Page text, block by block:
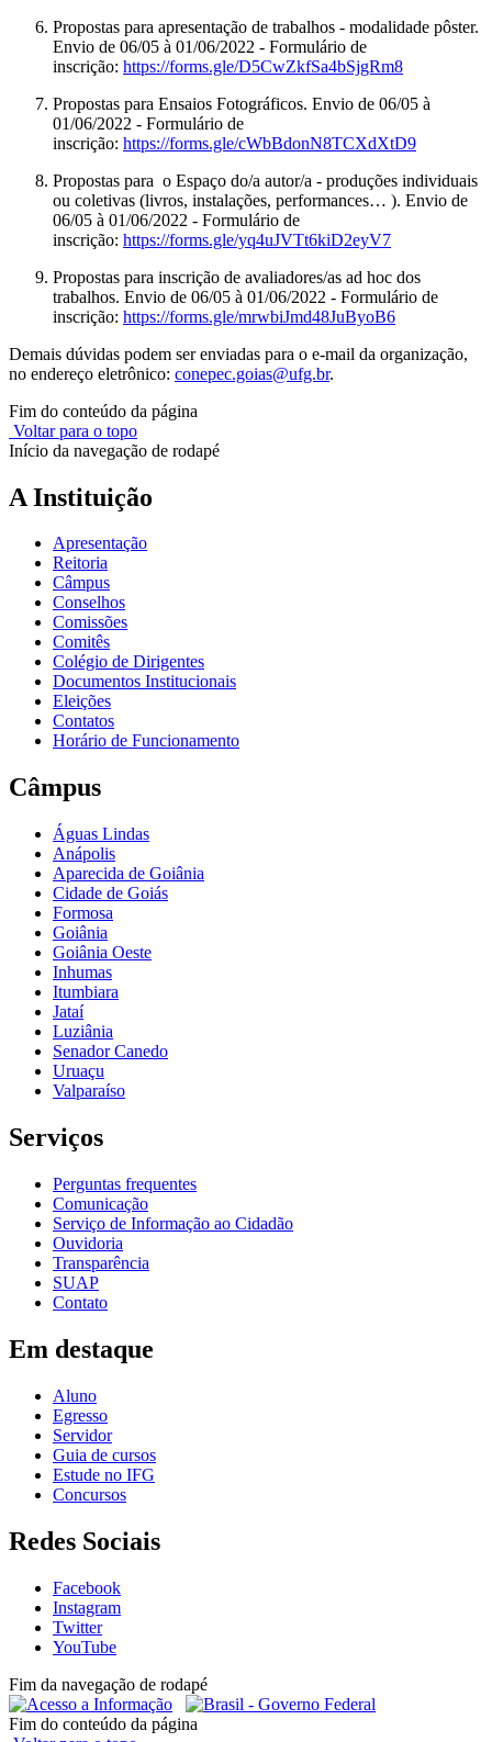
Propostas para apresentação de trabalhos - modalidade pôster.
Envio de 06/05 à 01/06/2022 - Formulário de
inscrição: https://forms.gle/D5CwZkfSa4bSjgRm8
Propostas para Ensaios Fotográficos. Envio de 06/05 à
01/06/2022 - Formulário de
inscrição: https://forms.gle/cWbBdonN8TCXdXtD9
Propostas para o Espaço do/a autor/a - produções individuais
ou coletivas (livros, instalações, performances… ). Envio de
06/05 à 01/06/2022 - Formulário de
inscrição: https://forms.gle/yq4uJVTt6kiD2eyV7
Propostas para inscrição de avaliadores/as ad hoc dos
trabalhos. Envio de 06/05 à 01/06/2022 - Formulário de
inscrição: https://forms.gle/mrwbiJmd48JuByoB6
Demais dúvidas podem ser enviadas para o e-mail da organização,
no endereço eletrônico: conepec.goias@ufg.br.
Fim do conteúdo da página
Voltar para o topo
Início da navegação de rodapé
A Instituição
Apresentação
Reitoria
Câmpus
Conselhos
Comissões
Comitês
Colégio de Dirigentes
Documentos Institucionais
Eleições
Contatos
Horário de Funcionamento
Câmpus
Águas Lindas
Anápolis
Aparecida de Goiânia
Cidade de Goiás
Formosa
Goiânia
Goiânia Oeste
Inhumas
Itumbiara
Jataí
Luziânia
Senador Canedo
Uruaçu
Valparaíso
Serviços
Perguntas frequentes
Comunicação
Serviço de Informação ao Cidadão
Ouvidoria
Transparência
SUAP
Contato
Em destaque
Aluno
Egresso
Servidor
Guia de cursos
Estude no IFG
Concursos
Redes Sociais
Facebook
Instagram
Twitter
YouTube
Fim da navegação de rodapé
Fim do conteúdo da página